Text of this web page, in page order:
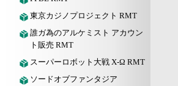
東京カジノプロジェクト RMT
誰ガ為のアルケミスト アカウン
ト販売 RMT
スーパーロボット大戦 X-Ω RMT
ソードオブファンタジア